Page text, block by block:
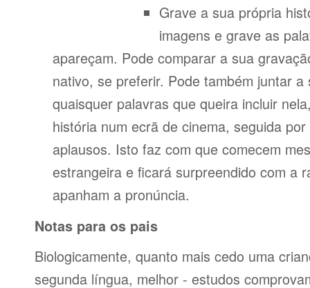
Grave a sua própria
imagens e grave as
apareçam. Pode comparar a sua
nativo, se preferir. Pode também juntar a
quaisquer palavras que queira incluir
história num ecrã de cinema, seguida
aplausos. Isto faz com que comecem
estrangeira e ficará surpreendido com a
apanham a pronúncia.
Notas para os pais
Biologicamente, quanto mais cedo uma
segunda língua, melhor - estudos